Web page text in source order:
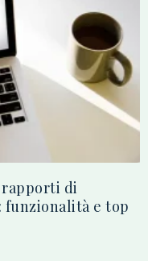
rapporti di
e top